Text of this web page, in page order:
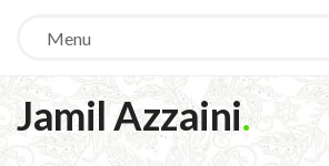
Menu
Jamil Azzaini.